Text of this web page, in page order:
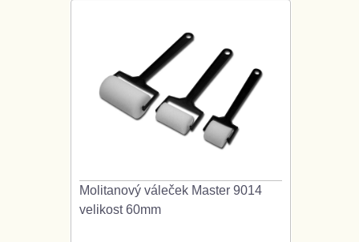
Molitanový váleček Master 9014
velikost 60mm